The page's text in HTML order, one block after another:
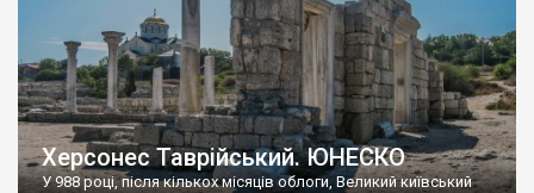
Херсонес Таврійський. ЮНЕСКО
У 988 році, після кількох місяців облоги, Великий київський